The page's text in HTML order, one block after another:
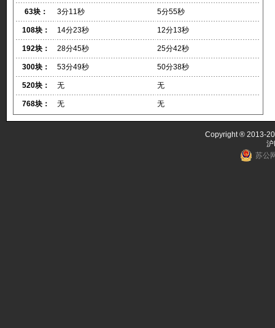
63块： 3分11秒 5分55秒
108块： 14分23秒 12分13秒
192块： 28分45秒 25分42秒
300块： 53分49秒 50分38秒
520块： 无 无
768块： 无 无
Copyright ® 2013-
苏公